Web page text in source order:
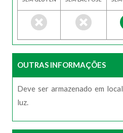
OUTRAS INFORMAÇÕES
Deve ser armazenado em
luz.